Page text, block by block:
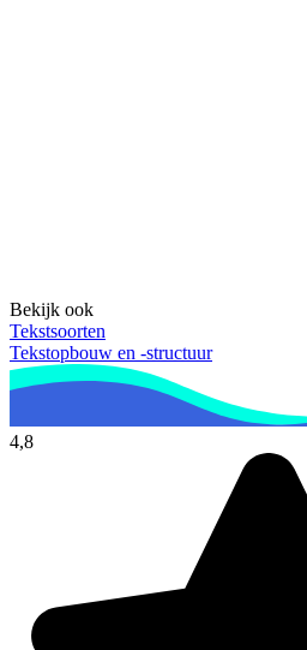
Bekijk ook
Tekstsoorten
Tekstopbouw en -structuur
4,8